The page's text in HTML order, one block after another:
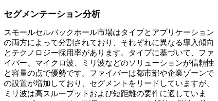
セグメンテーション分析
スモールセルバックホール市場はタイプとアプリケーション
の両方によって分割されており、それぞれに異なる導入傾向
とテクノロジー採用率があります。タイプに基づいて、ファ
イバー、マイクロ波、ミリ波などのソリューションが信頼性
と容量の点で優勢です。ファイバーは都市部や企業ゾーンで
の設置が増加しており、セグメントをリードしていますが、
ミリ波は高スループットおよび短距離の要件に適していま